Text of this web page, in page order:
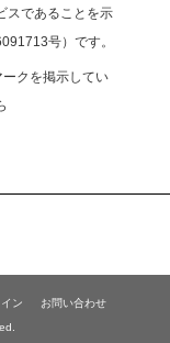
スであることを示
号）です。
クを掲示してい
ン
お問い合わせ